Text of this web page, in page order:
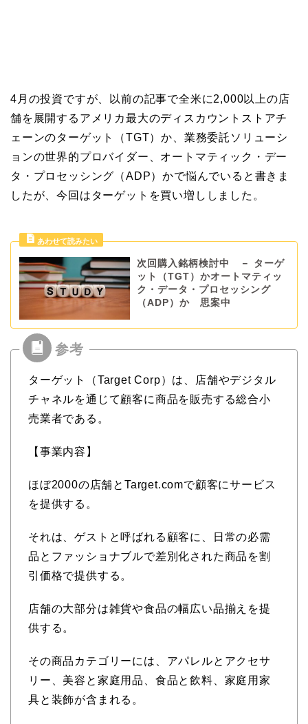
4月の投資ですが、以前の記事で全米に2,000以上の店
舗を展開するアメリカ最大のディスカウントストアチ
ェーンのターゲット（TGT）か、業務委託ソリューシ
ョンの世界的プロバイダー、オートマティック・デー
タ・プロセッシング（ADP）かで悩んでいると書きま
したが、今回はターゲットを買い増ししました。
次回購入銘柄検討中 － ターゲ
ット（TGT）かオートマティッ
ク・データ・プロセッシング
（ADP）か 思案中
ターゲット（Target Corp）は、店舗やデジタル
チャネルを通じて顧客に商品を販売する総合小
売業者である。
【事業内容】
ほぼ2000の店舗とTarget.comで顧客にサービス
を提供する。
それは、ゲストと呼ばれる顧客に、日常の必需
品とファッショナブルで差別化された商品を割
引価格で提供する。
店舗の大部分は雑貨や食品の幅広い品揃えを提
供する。
その商品カテゴリーには、アパレルとアクセサ
リー、美容と家庭用品、食品と飲料、家庭用家
具と装飾が含まれる。